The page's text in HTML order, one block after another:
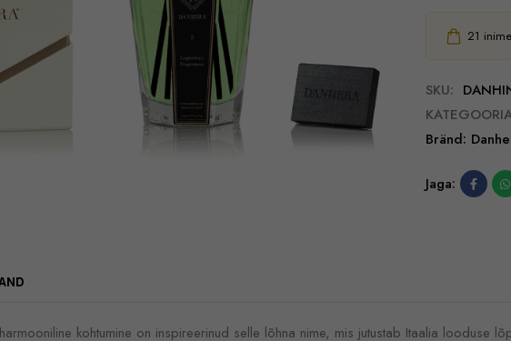
21
SKU:
Bränd:
Jaga:
kohtumine on inspireerinud selle lõhna nime, mis jutustab Itaalia looduse